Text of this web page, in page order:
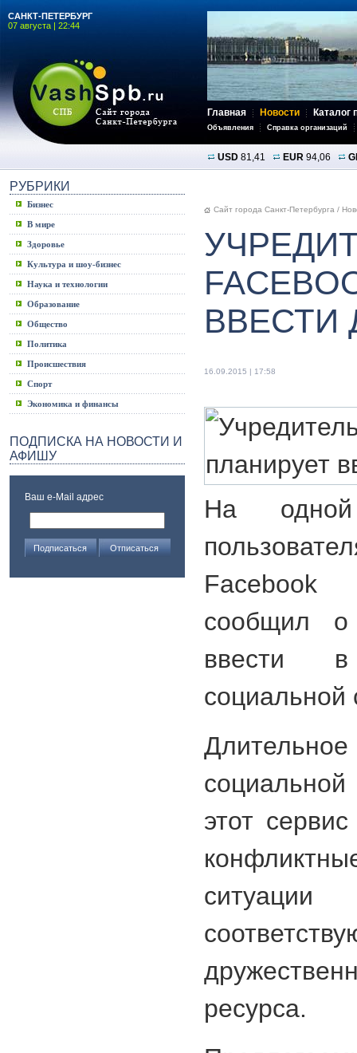
САНКТ-ПЕТЕРБУРГ
07 августа | 22:44
Главная Новости Каталог
Объявления Справка организаций
USD 81,41 EUR 94,06
РУБРИКИ
Бизнес
В мире
Здоровье
Культура и шоу-бизнес
Наука и технологии
Образование
Общество
Политика
Происшествия
Спорт
Экономика и финансы
ПОДПИСКА НА НОВОСТИ И
АФИШУ
Ваш e-Mail адрес
Сайт города Санкт-Петербурга /
ВВЕСТИ
16.09.2015 | 17:58
На
Facebook
сообщил о
ввести
социальной
этот
ресурса.